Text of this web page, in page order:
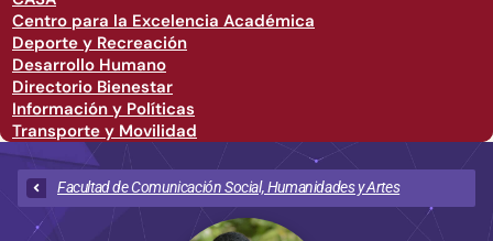
Centro para la Excelencia Académica
Deporte y Recreación
Desarrollo Humano
Directorio Bienestar
Información y Políticas
Transporte y Movilidad
Facultad de Comunicación Social, Humanidades y Artes